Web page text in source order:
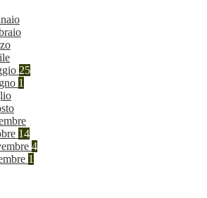
25
1
14
4
1